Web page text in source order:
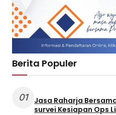
Berita Populer
01
Jasa Raharja
survei Kesiapan Ops